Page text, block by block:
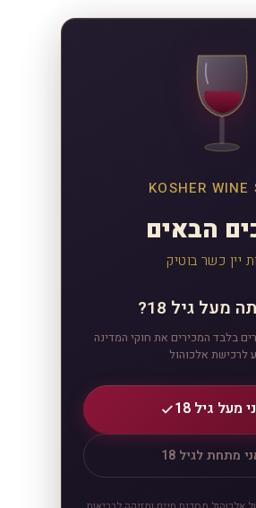
KOSHER WINE
הבאים
יין כשר בוטיק
מעל גיל 18?
בלבד המכירים את חוקי המדינה
לרכישת אלכוהול
מעל גיל 18
מתחת לגיל 18